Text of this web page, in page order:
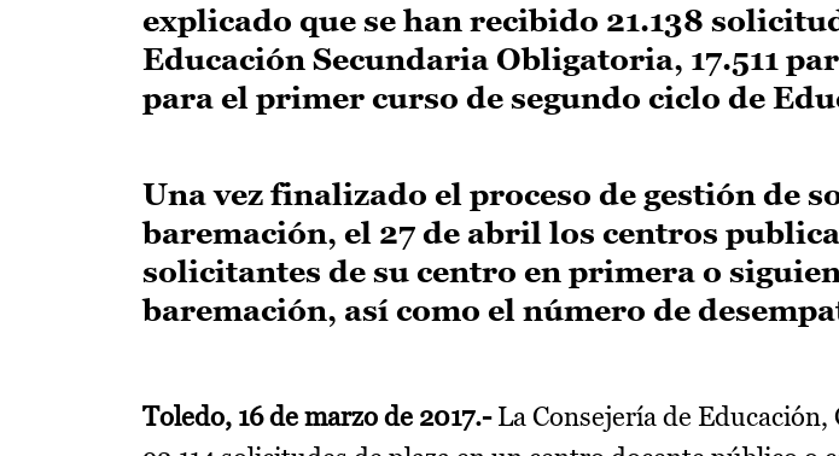
explicado que se han recibido 21.138
Educación Secundaria Obligatoria, 17.511
para el primer curso de segundo ciclo de
Una vez finalizado el proceso de gestión de
baremación, el 27 de abril los centros
solicitantes de su centro en primera o
baremación, así como el número de
Toledo, 16 de marzo de 2017.-La Consejería de